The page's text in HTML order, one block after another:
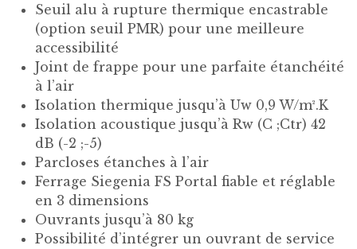
Seuil alu à rupture thermique encastrable
(option seuil PMR) pour une meilleure
accessibilité
Joint de frappe pour une parfaite étanchéité
à l’air
Isolation thermique jusqu’à Uw 0,9 W/m².K
Isolation acoustique jusqu’à Rw (C ;Ctr) 42
dB (-2 ;-5)
Parcloses étanches à l’air
Ferrage Siegenia FS Portal fiable et réglable
en 3 dimensions
Ouvrants jusqu’à 80 kg
Possibilité d’intégrer un ouvrant de service